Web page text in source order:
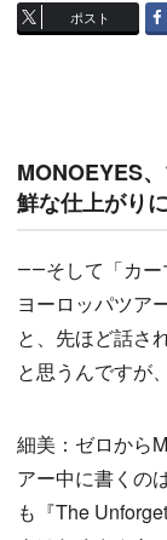
ポスト
MONOEYES
鮮な仕上がりに
――そして「カー
ヨーロッパツア
と、先ほど話さ
と思うんですが
細美：ゼロから
アー中に書くの
も『The